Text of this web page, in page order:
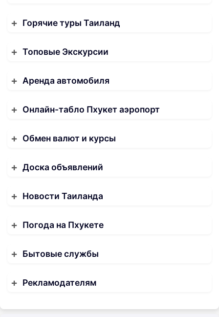
Горячие туры Таиланд
Топовые Экскурсии
Аренда автомобиля
Онлайн-табло Пхукет аэропорт
Обмен валют и курсы
Доска объявлений
Новости Таиланда
Погода на Пхукете
Бытовые службы
Рекламодателям